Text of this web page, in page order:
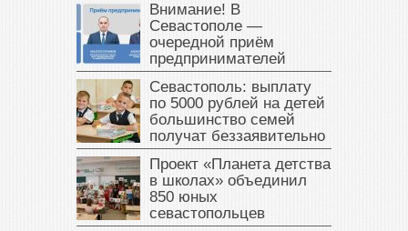
Внимание! В
Севастополе —
очередной приём
предпринимателей
Севастополь: выплату
по 5000 рублей на детей
большинство семей
получат беззаявительно
Проект «Планета детства
в школах» объединил
850 юных
севастопольцев